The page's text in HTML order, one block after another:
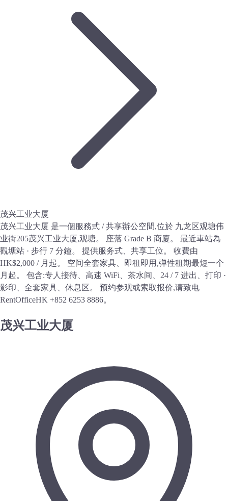
茂兴工业大厦
茂兴工业大厦 是一個服務式 / 共享辦公空間,位於 九龙区观塘伟
业街205茂兴工业大厦,观塘。 座落 Grade B 商廈。 最近車站為
觀塘站 · 步行 7 分鐘。 提供服务式、共享工位。 收費由
HK$2,000 / 月起。 空间全套家具、即租即用,弹性租期最短一个
月起。 包含:专人接待、高速 WiFi、茶水间、24 / 7 进出、打印 ·
影印、全套家具、休息区。 预约参观或索取报价,请致电
RentOfficeHK +852 6253 8886。
茂兴工业大厦